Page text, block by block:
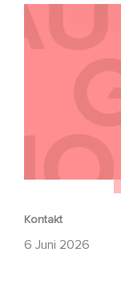
Kontakt
6 Juni 2026